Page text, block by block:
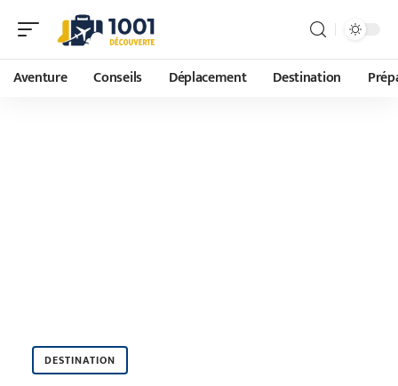
Aventure Conseils Déplacement Destination
DESTINATION